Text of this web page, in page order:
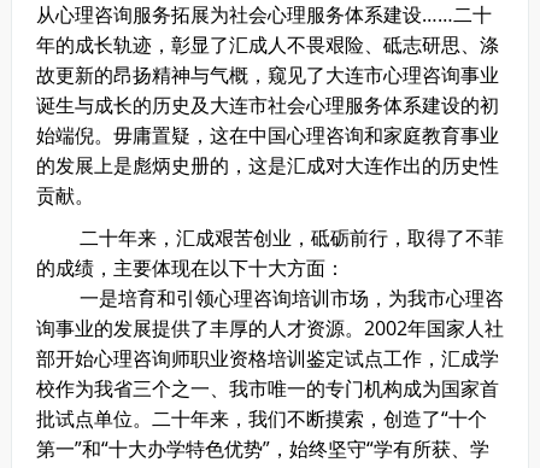
从心理咨询服务拓展为社会心理服务体系建设……二十
年的成长轨迹，彰显了汇成人不畏艰险、砥志研思、涤
故更新的昂扬精神与气概，窥见了大连市心理咨询事业
诞生与成长的历史及大连市社会心理服务体系建设的初
始端倪。毋庸置疑，这在中国心理咨询和家庭教育事业
的发展上是彪炳史册的，这是汇成对大连作出的历史性
贡献。
二十年来，汇成艰苦创业，砥砺前行，取得了不菲
的成绩，主要体现在以下十大方面：
一是培育和引领心理咨询培训市场，为我市心理咨
询事业的发展提供了丰厚的人才资源。2002年国家人社
部开始心理咨询师职业资格培训鉴定试点工作，汇成学
校作为我省三个之一、我市唯一的专门机构成为国家首
批试点单位。二十年来，我们不断摸索，创造了“十个
第一”和“十大办学特色优势”，始终坚守“学有所获、学